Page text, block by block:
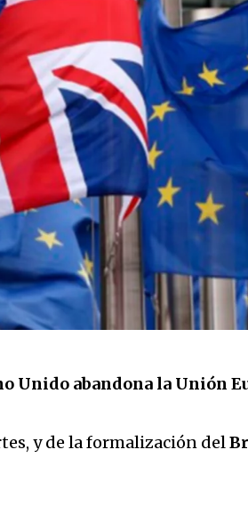
Unido abandona la Unión
y de la formalización del